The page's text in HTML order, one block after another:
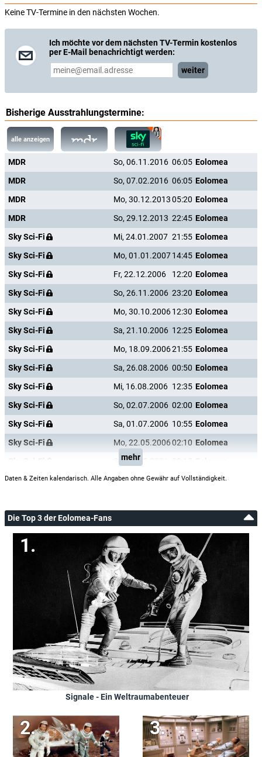
Keine TV-Termine in den nächsten Wochen.
Ich möchte vor dem nächsten TV-Termin kostenlos
per E-Mail benachrichtigt werden:
weiter
Bisherige Ausstrahlungstermine:
alle anzeigen
MDR So, 06.11.2016 06:05 Eolomea
MDR
So, 07.02.2016 06:05 Eolomea
MDR
Mo, 30.12.201305:20 Eolomea
MDR
So, 29.12.2013 22:45 Eolomea
Sky Sci-Fi
Mi, 24.01.2007 21:55 Eolomea
Sky Sci-Fi
Mo, 01.01.200714:45 Eolomea
Sky Sci-Fi
Fr, 22.12.2006 12:20 Eolomea
Sky Sci-Fi
So, 26.11.2006 23:20 Eolomea
Sky Sci-Fi
Mo, 30.10.200612:30 Eolomea
Sky Sci-Fi
Sa, 21.10.2006 12:25 Eolomea
Sky Sci-Fi
Mo, 18.09.200621:55 Eolomea
Sky Sci-Fi
Sa, 26.08.2006 00:50 Eolomea
Sky Sci-Fi
Mi, 16.08.2006 12:35 Eolomea
Sky Sci-Fi
So, 02.07.2006 02:00 Eolomea
Sky Sci-Fi
Sa, 01.07.2006 10:55 Eolomea
Sky Sci-Fi
Mo, 22.05.200602:10 Eolomea
Sa, 20.05.2006
mehr
Daten & Zeiten kalendarisch. Alle Angaben ohne Gewähr auf Vollständigkeit.
Die Top 3 der Eolomea-Fans
Signale - Ein Weltraumabenteuer